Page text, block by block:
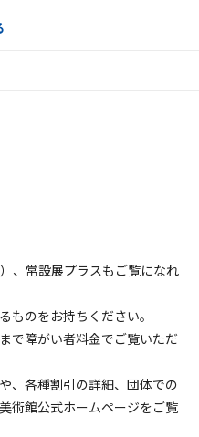
、常設展プラスもご覧になれ
ものをお持ちください。
で障がい者料金でご覧いただ
、各種割引の詳細、団体での
術館公式ホームページをご覧